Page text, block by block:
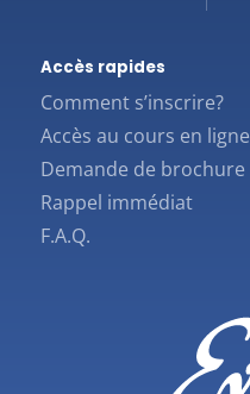
Accès rapides
Comment s’inscrire?
Accès au cours en ligne
Demande de brochure
Rappel immédiat
F.A.Q.